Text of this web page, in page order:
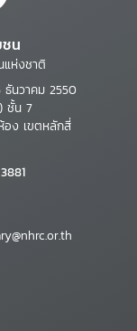
น
ห่งชาติ
ธันวาคม 2550
ชั้น 7
ง เขตหลักสี่